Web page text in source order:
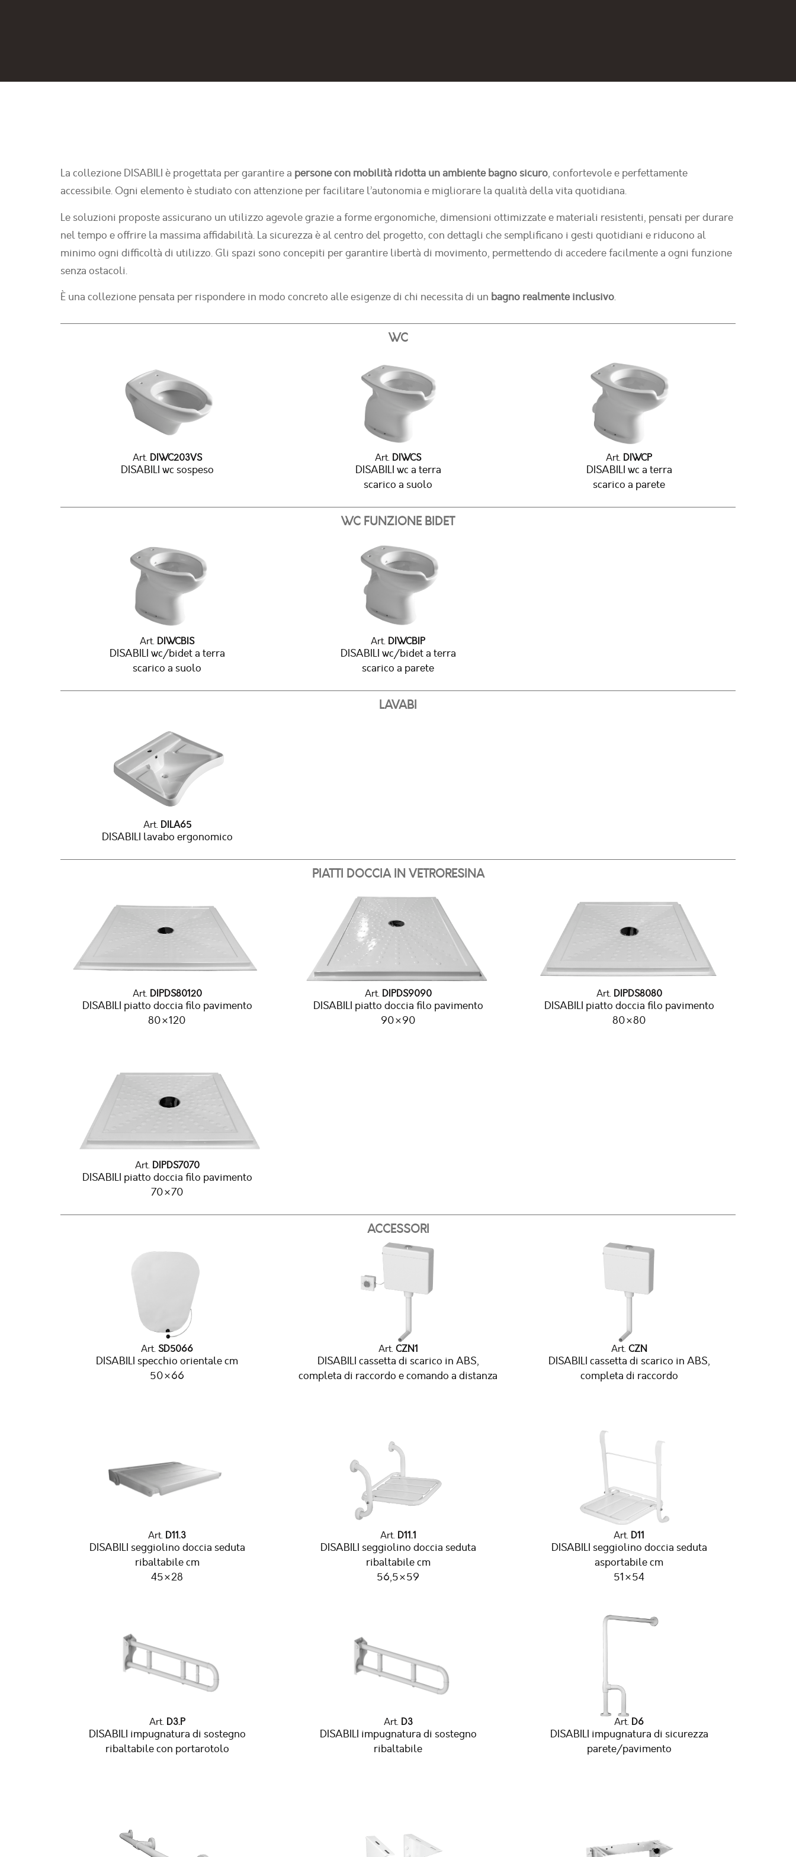
La collezione DISABILI è progettata per garantire a persone con mobilità ridotta un ambiente bagno sicuro, confortevole e perfettamente
accessibile. Ogni elemento è studiato con attenzione per facilitare l’autonomia e migliorare la qualità della vita quotidiana.
Le soluzioni proposte assicurano un utilizzo agevole grazie a forme ergonomiche, dimensioni ottimizzate e materiali resistenti, pensati per durare
nel tempo e offrire la massima affidabilità. La sicurezza è al centro del progetto, con dettagli che semplificano i gesti quotidiani e riducono al
minimo ogni difficoltà di utilizzo. Gli spazi sono concepiti per garantire libertà di movimento, permettendo di accedere facilmente a ogni funzione
senza ostacoli.
È una collezione pensata per rispondere in modo concreto alle esigenze di chi necessita di un bagno realmente inclusivo.
WC
Art. DIWC203VS
DISABILI wc sospeso
Art. DIWCS
DISABILI wc a terra
scarico a suolo
Art. DIWCP
DISABILI wc a terra
scarico a parete
WC FUNZIONE BIDET
Art. DIWCBIS
DISABILI wc/bidet a terra
scarico a suolo
Art. DIWCBIP
DISABILI wc/bidet a terra
scarico a parete
LAVABI
Art. DILA65
DISABILI lavabo ergonomico
PIATTI DOCCIA IN VETRORESINA
Art. DIPDS80120
DISABILI piatto doccia filo pavimento
80×120
Art. DIPDS9090
DISABILI piatto doccia filo pavimento
90×90
Art. DIPDS8080
DISABILI piatto doccia filo pavimento
80×80
Art. DIPDS7070
DISABILI piatto doccia filo pavimento
70×70
ACCESSORI
Art. SD5066
DISABILI specchio orientale cm
50×66
Art. CZN1
DISABILI cassetta di scarico in ABS,
completa di raccordo e comando a distanza
Art. CZN
DISABILI cassetta di scarico in ABS,
completa di raccordo
Art. D11.3
DISABILI seggiolino doccia seduta
ribaltabile cm
45×28
Art. D11.1
DISABILI seggiolino doccia seduta
ribaltabile cm
56,5×59
Art. D11
DISABILI seggiolino doccia seduta
asportabile cm
51×54
Art. D3.P
DISABILI impugnatura di sostegno
ribaltabile con portarotolo
Art. D3
DISABILI impugnatura di sostegno
ribaltabile
Art. D6
DISABILI impugnatura di sicurezza
parete/pavimento